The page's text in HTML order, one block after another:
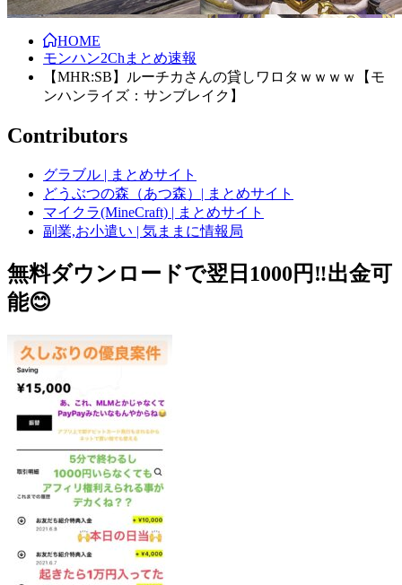
HOME
モンハン2Chまとめ速報
【MHR:SB】ルーチカさんの貸しワロタｗｗｗｗ【モ
ンハンライズ：サンブレイク】
Contributors
グラブル | まとめサイト
どうぶつの森（あつ森）| まとめサイト
マイクラ(MineCraft) | まとめサイト
副業,お小遣い | 気ままに情報局
無料ダウンロードで翌日1000円‼️出金可
能😊